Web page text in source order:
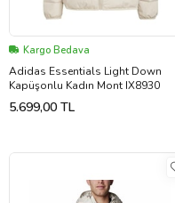
Kargo Bedava
Adidas Essentials Light Down
Kapüşonlu Kadın Mont IX8930
5.699,00 TL